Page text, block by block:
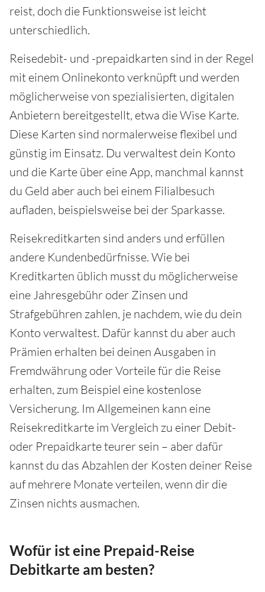
reist, doch die Funktionsweise ist leicht
unterschiedlich.
Reisedebit- und -prepaidkarten sind in der Regel
mit einem Onlinekonto verknüpft und werden
möglicherweise von spezialisierten, digitalen
Anbietern bereitgestellt, etwa die Wise Karte.
Diese Karten sind normalerweise flexibel und
günstig im Einsatz. Du verwaltest dein Konto
und die Karte über eine App, manchmal kannst
du Geld aber auch bei einem Filialbesuch
aufladen, beispielsweise bei der Sparkasse.
Reisekreditkarten sind anders und erfüllen
andere Kundenbedürfnisse. Wie bei
Kreditkarten üblich musst du möglicherweise
eine Jahresgebühr oder Zinsen und
Strafgebühren zahlen, je nachdem, wie du dein
Konto verwaltest. Dafür kannst du aber auch
Prämien erhalten bei deinen Ausgaben in
Fremdwährung oder Vorteile für die Reise
erhalten, zum Beispiel eine kostenlose
Versicherung. Im Allgemeinen kann eine
Reisekreditkarte im Vergleich zu einer Debit-
oder Prepaidkarte teurer sein – aber dafür
kannst du das Abzahlen der Kosten deiner Reise
auf mehrere Monate verteilen, wenn dir die
Zinsen nichts ausmachen.
Wofür ist eine Prepaid-Reise
Debitkarte am besten?